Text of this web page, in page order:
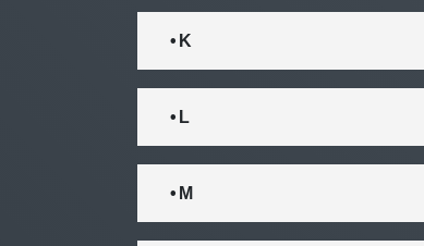
• K
• L
• M